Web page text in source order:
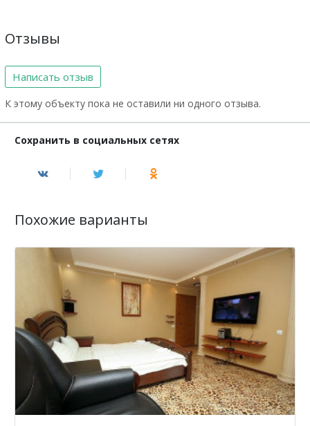
Отзывы
Написать отзыв
К этому объекту пока не оставили ни одного отзыва.
Сохранить в социальных сетях
Похожие варианты